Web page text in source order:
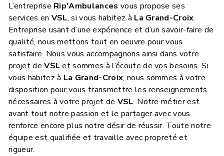
L’entreprise Rip'Ambulances vous propose ses
services en VSL, si vous habitez à La Grand-Croix.
Entreprise usant d’une expérience et d’un savoir-faire de
qualité, nous mettons tout en oeuvre pour vous
satisfaire. Nous vous accompagnons ainsi dans votre
projet deVSLet sommes à l’écoute de vos besoins. Si
vous habitez à La Grand-Croix, nous sommes à votre
disposition pour vous transmettre les renseignements
nécessaires à votre projet de VSL. Notre métier est
avant tout notre passion et le partager avec vous
renforce encore plus notre désir de réussir. Toute notre
équipe est qualifiée et travaille avec propreté et
rigueur.